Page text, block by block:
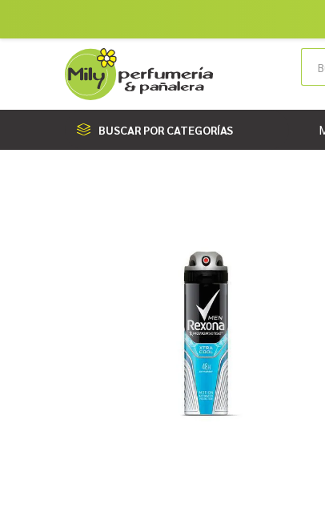
BUSCAR POR CATEGORÍAS